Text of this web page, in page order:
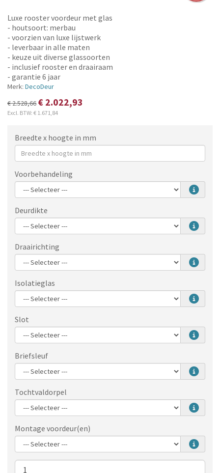
Luxe rooster voordeur met glas
- houtsoort: merbau
- voorzien van luxe lijstwerk
- leverbaar in alle maten
- keuze uit diverse glassoorten
- inclusief rooster en draairaam
- garantie 6 jaar
Merk: DecoDeur
€ 2.528,66 € 2.022,93
Excl. BTW: € 1.671,84
Breedte x hoogte in mm
Voorbehandeling
Deurdikte
Draairichting
Isolatieglas
Slot
Briefsleuf
Tochtvaldorpel
Montage voordeur(en)
Aantal